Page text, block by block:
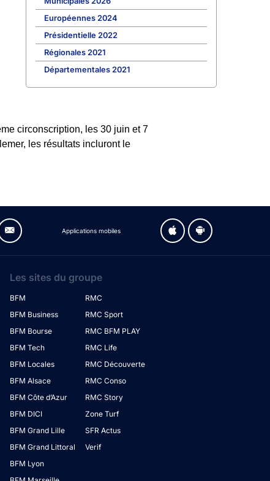
Européennes 2024
Présidentielle 2022
Régionales 2021
Départementales 2021
circonscription, les 30 juin et 7
les résultats incluront le
Applications mobiles
Les sites du groupe
BFM
BFM Business
BFM Bourse
BFM Tech
BFM Locales
BFM Alsace
BFM Côte d’Azur
BFM DICI
BFM Grand Lille
BFM Grand Littoral
BFM Lyon
RMC
RMC Sport
RMC BFM PLAY
RMC Life
RMC Découverte
RMC Conso
RMC Story
Zone Turf
SFR Actus
Verif